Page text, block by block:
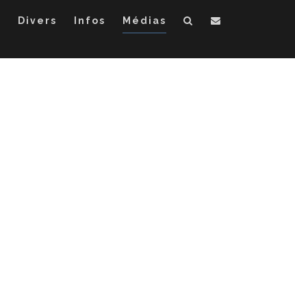
Divers Infos Médias